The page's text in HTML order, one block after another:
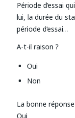
Période d’essai
lui, la durée du
période d’essai…
A-t-il raison ?
Oui
Non
La bonne
Oui